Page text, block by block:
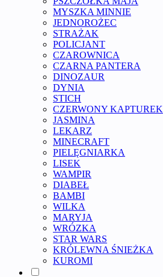
MYSZKA MINNIE
JEDNOROŻEC
STRAŻAK
POLICJANT
CZAROWNICA
CZARNA PANTERA
DINOZAUR
DYNIA
STICH
CZERWONY KAPTUREK
JASMINA
LEKARZ
MINECRAFT
PIELĘGNIARKA
LISEK
WAMPIR
DIABEŁ
BAMBI
WILKA
MARYJA
WRÓZKA
STAR WARS
KRÓLEWNA ŚNIEŻKA
KUROMI